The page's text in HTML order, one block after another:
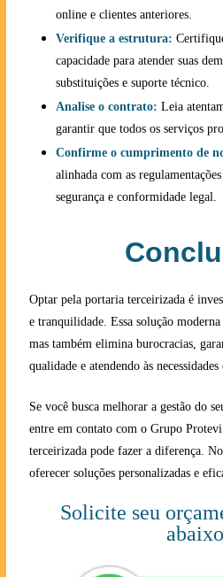
online e clientes anteriores.
Verifique a estrutura:
capacidade para atender suas
substituições e suporte técnico.
Analise o contrato: Leia
garantir que todos os serviços
Confirme o cumprimento de
alinhada com as
segurança e conformidade legal.
Optar pela portaria terceirizada é
e tranquilidade. Essa solução moderna
mas também elimina burocracias,
qualidade e atendendo às necessidades
Se você busca melhorar a gestão do
entre em contato com o Grupo
terceirizada pode fazer a diferença.
oferecer soluções personalizadas e
Solicite seu